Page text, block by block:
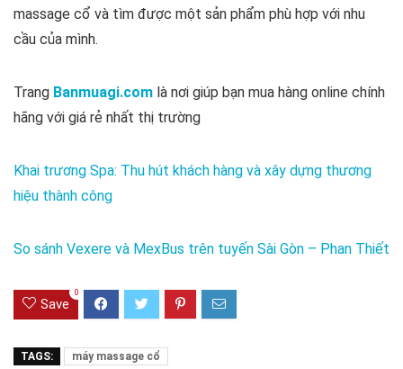
massage cổ và tìm được một sản phẩm phù hợp với nhu
cầu của mình.
Trang Banmuagi.com là nơi giúp bạn mua hàng online chính
hãng với giá rẻ nhất thị trường
Khai trương Spa: Thu hút khách hàng và xây dựng thương
hiệu thành công
So sánh Vexere và MexBus trên tuyến Sài Gòn – Phan Thiết
Save
0
TAGS: máy massage cổ